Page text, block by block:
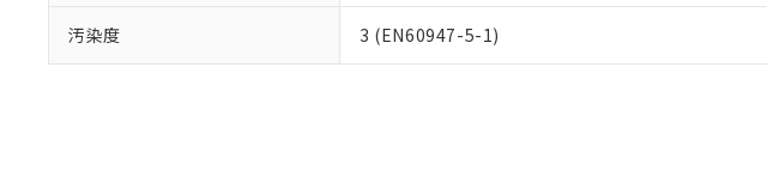
汚染度 3 (EN60947-5-1)